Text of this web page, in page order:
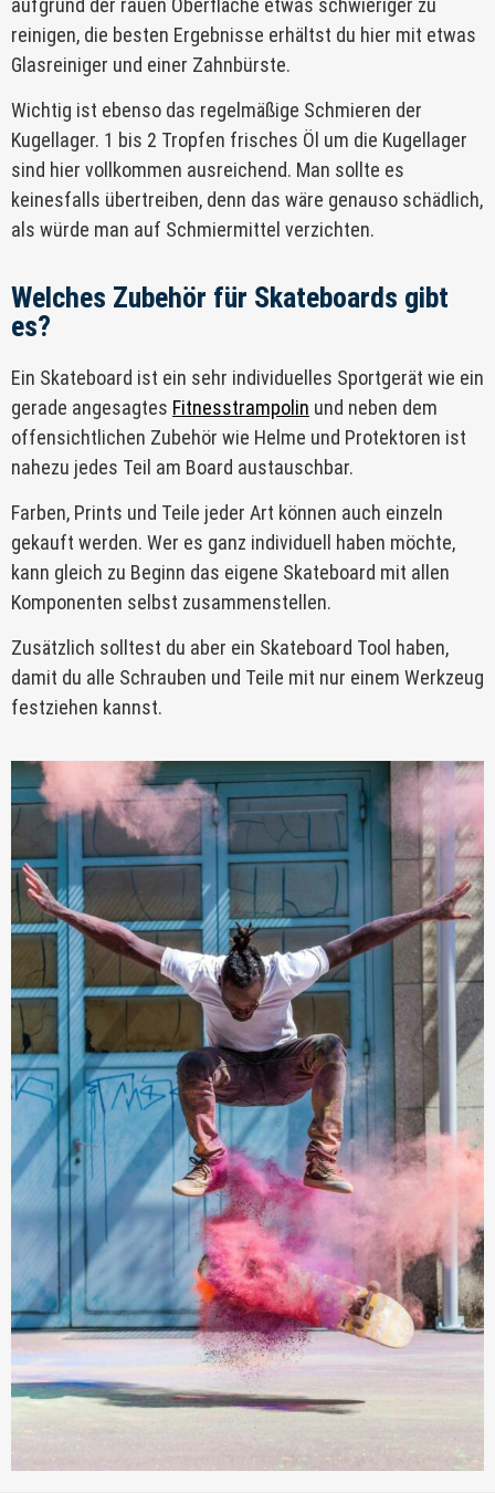
aufgrund der rauen Oberfläche etwas schwieriger zu
reinigen, die besten Ergebnisse erhältst du hier mit etwas
Glasreiniger und einer Zahnbürste.
Wichtig ist ebenso das regelmäßige Schmieren der
Kugellager. 1 bis 2 Tropfen frisches Öl um die Kugellager
sind hier vollkommen ausreichend. Man sollte es
keinesfalls übertreiben, denn das wäre genauso schädlich,
als würde man auf Schmiermittel verzichten.
Welches Zubehör für Skateboards gibt
es?
Ein Skateboard ist ein sehr individuelles Sportgerät wie ein
gerade angesagtes Fitnesstrampolin und neben dem
offensichtlichen Zubehör wie Helme und Protektoren ist
nahezu jedes Teil am Board austauschbar.
Farben, Prints und Teile jeder Art können auch einzeln
gekauft werden. Wer es ganz individuell haben möchte,
kann gleich zu Beginn das eigene Skateboard mit allen
Komponenten selbst zusammenstellen.
Zusätzlich solltest du aber ein Skateboard Tool haben,
damit du alle Schrauben und Teile mit nur einem Werkzeug
festziehen kannst.